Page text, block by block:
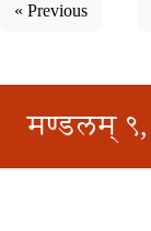
« Previous
मण्डलम्